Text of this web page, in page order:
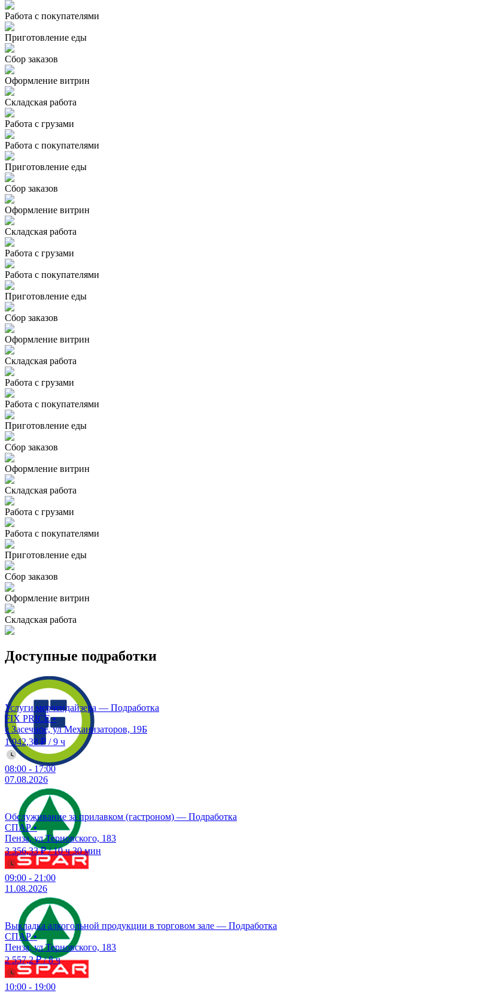
Работа с покупателями
Приготовление еды
Сбор заказов
Оформление витрин
Складская работа
Работа с грузами
Работа с покупателями
Приготовление еды
Сбор заказов
Оформление витрин
Складская работа
Работа с грузами
Работа с покупателями
Приготовление еды
Сбор заказов
Оформление витрин
Складская работа
Работа с грузами
Работа с покупателями
Приготовление еды
Сбор заказов
Оформление витрин
Складская работа
Работа с грузами
Работа с покупателями
Приготовление еды
Сбор заказов
Оформление витрин
Складская работа
Доступные подработки
Услуги мерчендайзера — Подработка
FIX PRICE•
с Засечное, ул Механизаторов, 19Б
1 942,38 ₽ /9 ч
08:00 - 17:00
07.08.2026
Обслуживание за прилавком (гастроном) — Подработка
СПАР•
Пенза, ул Терновского, 183
3 356,33 ₽/10 ч 30 мин
09:00 - 21:00
11.08.2026
Выкладка алкогольной продукции в торговом зале — Подработка
СПАР•
Пенза, ул Терновского, 183
2 557,2 ₽/8 ч
10:00 - 19:00